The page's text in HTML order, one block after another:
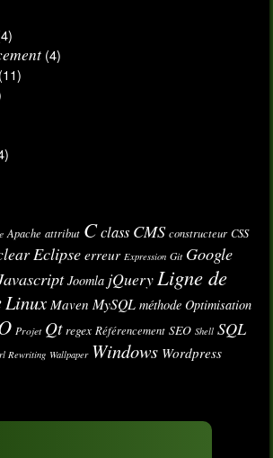
(4)
(11)
Apache attribut Cclass CMS constructeur CSS
Eclipse erreur Expression Git Google
Joomla jQueryLigne de
Linux Maven MySQL méthode Optimisation
Projet Qt regex Référencement SEO Shell SQL
Rewriting Wallpaper Windows Wordpress